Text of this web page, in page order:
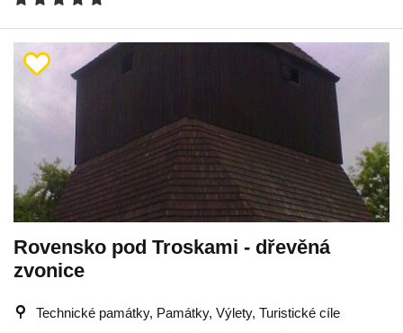
Rovensko pod Troskami - dřevěná
zvonice
Technické památky, Památky, Výlety, Turistické cíle